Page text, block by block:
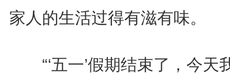
家人的生活过得有滋有味。
“‘五一’假期结束了，今天